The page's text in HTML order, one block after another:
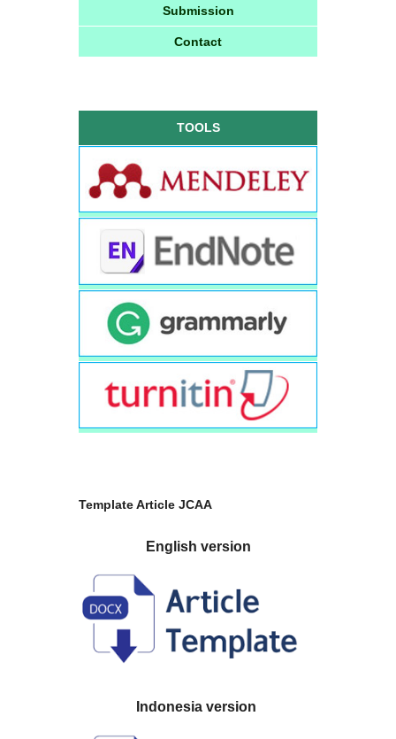
Submission
Contact
TOOLS
Template Article JCAA
English version
Indonesia version